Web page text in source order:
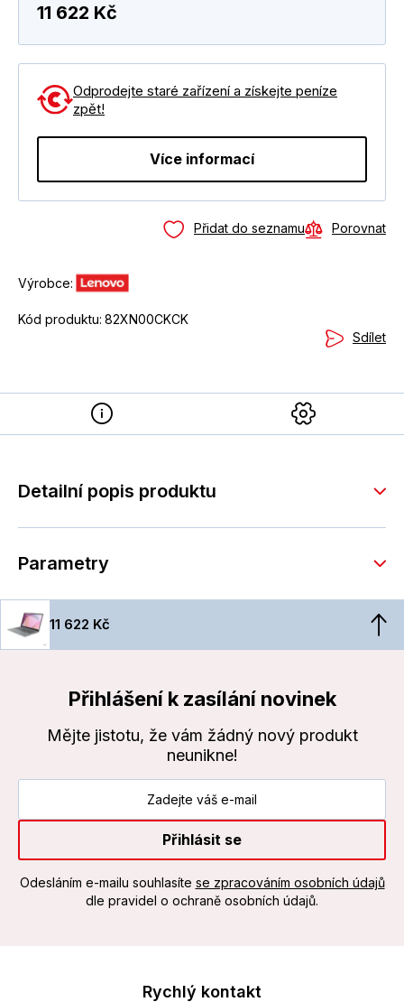
11 622 Kč
Odprodejte staré zařízení a získejte peníze
zpět!
Více informací
Přidat do seznamu Porovnat
Výrobce:
Kód produktu: 82XN00CKCK
Sdílet
Detailní popis produktu
Parametry
11 622 Kč
Přihlášení k zasílání novinek
Mějte jistotu, že vám žádný nový produkt
neunikne!
Přihlásit se
Odesláním e-mailu souhlasíte se zpracováním osobních údajů
dle pravidel o ochraně osobních údajů.
Rychlý kontakt